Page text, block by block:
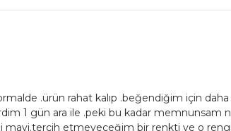
.ürün rahat kalıp .beğendiğim için
1 gün ara ile .peki bu kadar memnunsam
mavi.tercih etmeyeceğim bir renkti ve o